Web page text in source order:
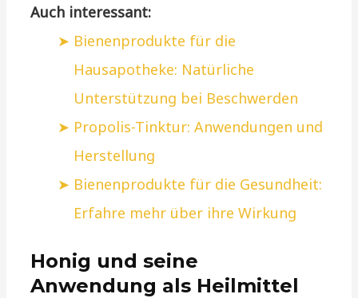
Auch interessant:
Bienenprodukte für die
Hausapotheke: Natürliche
Unterstützung bei Beschwerden
Propolis-Tinktur: Anwendungen und
Herstellung
Bienenprodukte für die Gesundheit:
Erfahre mehr über ihre Wirkung
Honig und seine
Anwendung als Heilmittel